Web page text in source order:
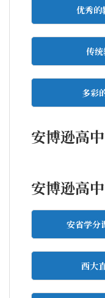
优秀的
传
多彩
安博逊高
安博逊高
安省学
西大